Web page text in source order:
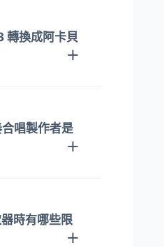
轉換成阿卡貝
唱製作者是
時有哪些限